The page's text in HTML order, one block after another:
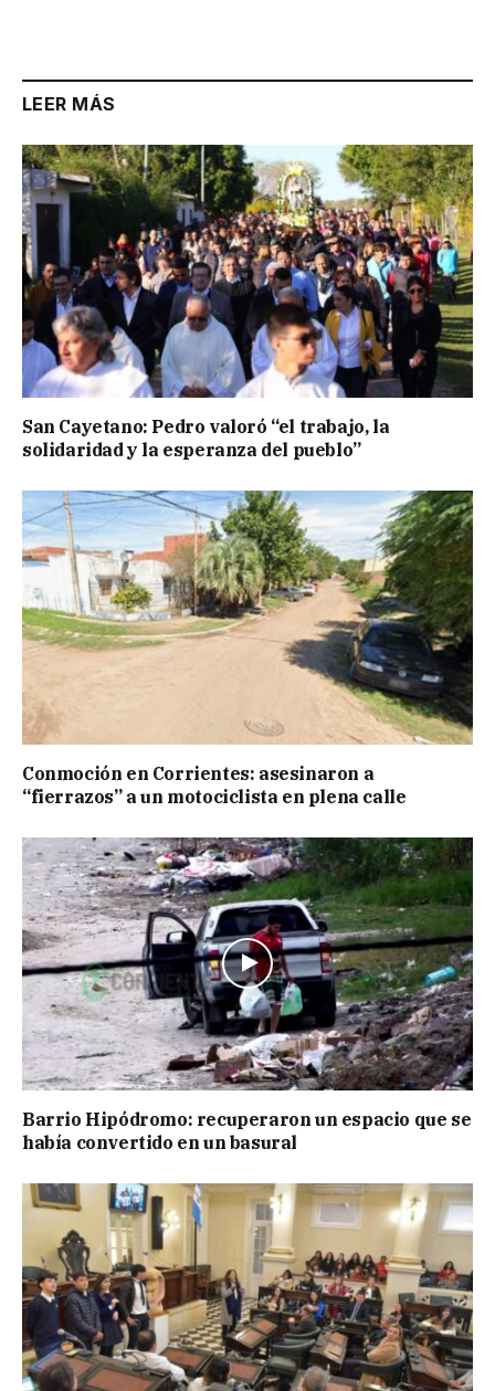
LEER MÁS
San Cayetano: Pedro valoró “el trabajo, la
solidaridad y la esperanza del pueblo”
Conmoción en Corrientes: asesinaron a
“fierrazos” a un motociclista en plena calle
Barrio Hipódromo: recuperaron un espacio que se
había convertido en un basural